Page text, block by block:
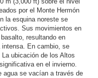
por el Monte Hermón
la esquina noreste se
Sus movimientos en
resultando en
intensa. En cambio, se
ubicación de los Altos
en el invierno.
agua se vacían a través de